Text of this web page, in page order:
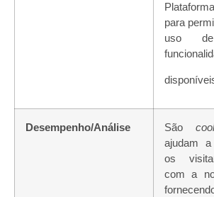
para
uso
Desempenho/Análise São
ajudam
os
com
a